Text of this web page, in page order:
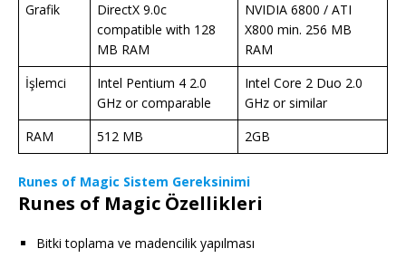
Grafik
DirectX 9.0c
compatible with 128
MB RAM
NVIDIA 6800 / ATI
X800 min. 256 MB
RAM
İşlemci
Intel Pentium 4 2.0
GHz or comparable
Intel Core 2 Duo 2.0
GHz or similar
RAM
512 MB 2GB
Runes of Magic Sistem Gereksinimi
Runes of Magic Özellikleri
Bitki toplama ve madencilik yapılması